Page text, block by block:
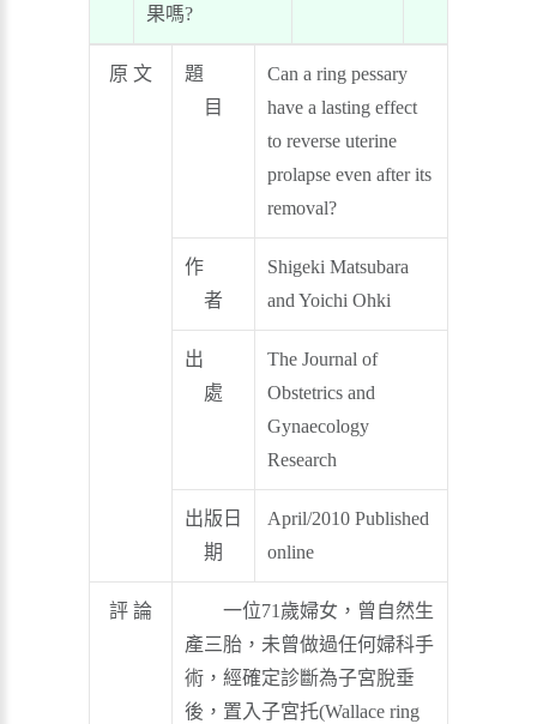
果嗎?
原 文
題
目
Can a ring pessary
have a lasting effect
to reverse uterine
prolapse even after its
removal?
作
者
Shigeki Matsubara
and Yoichi Ohki
出
處
The Journal of
Obstetrics and
Gynaecology
Research
出版日
期
April/2010 Published
online
評 論
一位71歲婦女，曾自然生
產三胎，未曾做過任何婦科手
術，經確定診斷為子宮脫垂
後，置入子宮托(Wallace ring